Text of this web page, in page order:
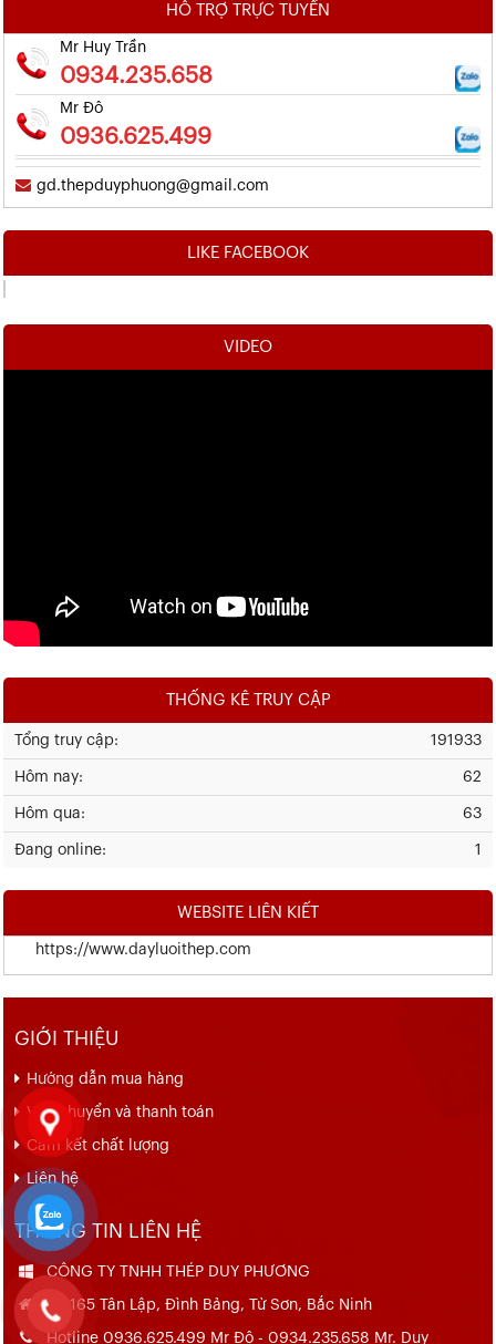
HỖ TRỢ TRỰC TUYẾN
Mr Huy Trần
0934.235.658
Mr Đô
0936.625.499
gd.thepduyphuong@gmail.com
LIKE FACEBOOK
VIDEO
THỐNG KÊ TRUY CẬP
191933
Tổng truy cập:
62
Hôm nay:
63
Hôm qua:
1
Đang online:
WEBSITE LIÊN KIẾT
https://www.dayluoithep.com
GIỚI THIỆU
Hướng dẫn mua hàng
Vận chuyển và thanh toán
Cam kết chất lượng
Liên hệ
THÔNG TIN LIÊN HỆ
CÔNG TY TNHH THÉP DUY PHƯƠNG
Số 165 Tân Lập, Đình Bảng, Từ Sơn, Bắc Ninh
Hotline 0936.625.499 Mr Đô - 0934.235.658 Mr. Duy